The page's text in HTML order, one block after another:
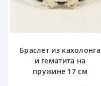
Браслет из кахолонга
и гематита на
пружине 17 см